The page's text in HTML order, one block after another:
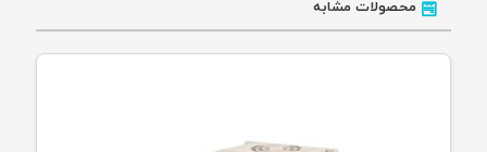
محصولات مشابه